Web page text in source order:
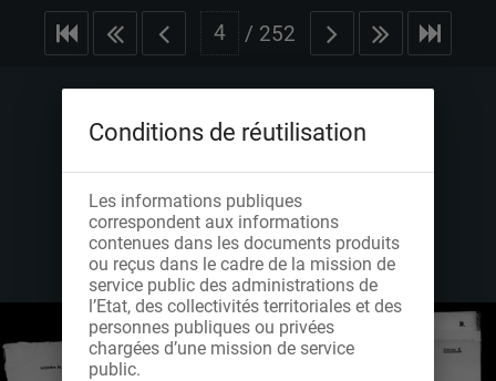
/ 252
Conditions de réutilisation
Les informations publiques
correspondent aux informations
contenues dans les documents produits
ou reçus dans le cadre de la mission de
service public des administrations de
l’Etat, des collectivités territoriales et des
personnes publiques ou privées
chargées d’une mission de service
public.